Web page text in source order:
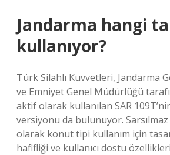
Jandarma hangi
kullanıyor?
Türk Silahlı Kuvvetleri, Jandarma
ve Emniyet Genel Müdürlüğü
aktif olarak kullanılan SAR
versiyonu da bulunuyor.
olarak konut tipi kullanım için
hafifliği ve kullanıcı dostu